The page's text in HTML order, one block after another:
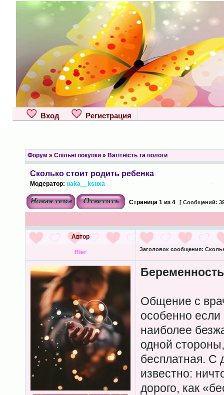
Вход Регистрация
Форум » Спільні покупки» Вагітність та пологи
Сколько стоит родить ребенка
Модератор: uaka__ksuxa
Страница 1из 4 [ Сообщений:
Автор
Bler Заголовок сообщения:
Общение с
особенно
наиболее
одной
бесплатная. С
известно:
дорого, как